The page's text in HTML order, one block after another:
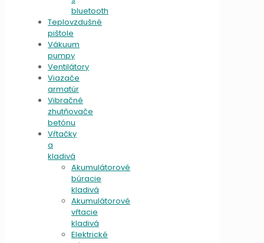
bluetooth
Teplovzdušné
pištole
Vákuum
pumpy
Ventilátory
Viazače
armatúr
Vibračné
zhutňovače
betónu
Vŕtačky
a
kladivá
Akumulátorové
búracie
kladivá
Akumulátorové
vŕtacie
kladivá
Elektrické